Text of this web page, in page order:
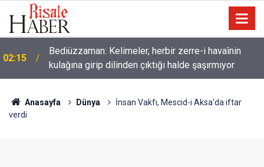
01:45
Müslümanlardan dilinizi çekin, onlardan biri
öldüğünde de
Anasayfa Dünya
İnsan Vakfı, Mescid-i Aksa'da iftar
verdi